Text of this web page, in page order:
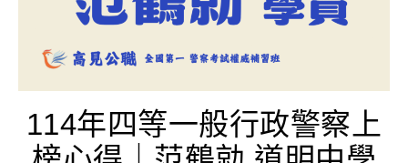
114年四等一般行政警察上